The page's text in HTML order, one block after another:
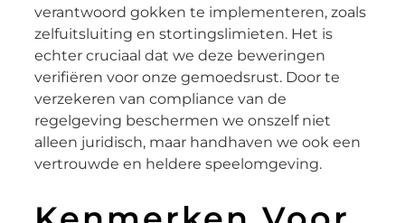
verantwoord gokken te implementeren, zoals
zelfuitsluiting en stortingslimieten. Het is
echter cruciaal dat we deze beweringen
verifiëren voor onze gemoedsrust. Door te
verzekeren van compliance van de
regelgeving beschermen we onszelf niet
alleen juridisch, maar handhaven we ook een
vertrouwde en heldere speelomgeving.